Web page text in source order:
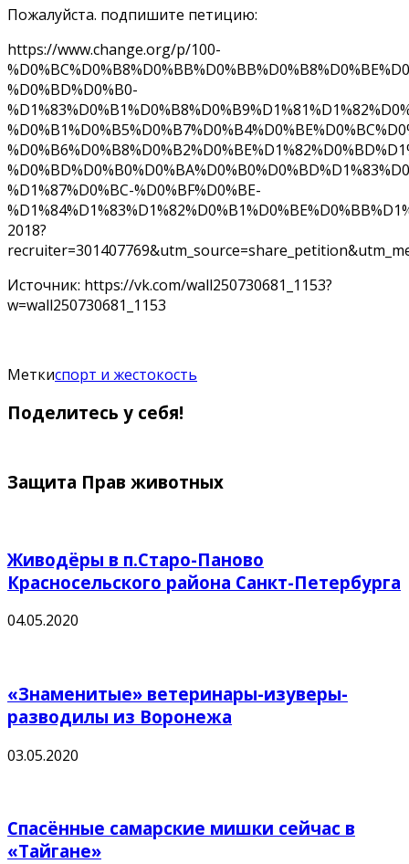
Пожалуйста. подпишите петицию:
https://www.change.org/p/100-
%D0%BD%D0%B0-
%D1%87%D0%BC-%D0%BF%D0%BE-
2018?
Источник: https://vk.com/wall250730681_1153?
w=wall250730681_1153
Меткиспорт и жестокость
Поделитесь у себя!
Защита Прав животных
Живодёры в п.Старо-Паново
Красносельского района Санкт-Петербурга
04.05.2020
«Знаменитые» ветеринары-изуверы-
разводилы из Воронежа
03.05.2020
Спасённые самарские мишки сейчас в
«Тайгане»